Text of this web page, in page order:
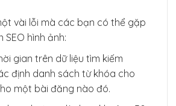
vài lỗi mà các bạn có thể gặp
SEO hình ảnh:
gian trên dữ liệu tìm kiếm
định danh sách từ khóa cho
một bài đăng nào đó.